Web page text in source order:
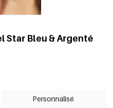
Star Bleu & Argenté
Personnalisé